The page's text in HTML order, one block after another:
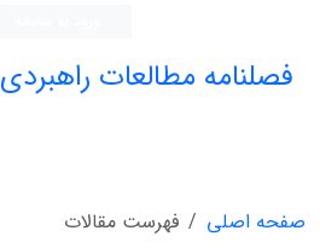
فصلنامه مطالعات راهبردی
صفحه اصلی
فهرست مقالات